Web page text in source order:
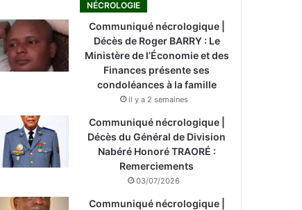
NÉCROLOGIE
Communiqué nécrologique |
Décès de Roger BARRY : Le
Ministère de l’Économie et des
Finances présente ses
condoléances à la famille
il y a 2 semaines
Communiqué nécrologique |
Décès du Général de Division
Nabéré Honoré TRAORÉ :
Remerciements
03/07/2026
Communiqué nécrologique |